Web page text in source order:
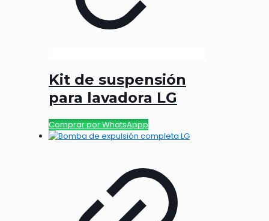
Kit de suspensión
para lavadora LG
Comprar por WhatsAppp